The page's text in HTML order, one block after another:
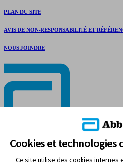
PLAN DU SITE
AVIS DE NON-RESPONSABILITÉ ET
NOUS JOINDRE
Cookies et technologies
Ce site utilise des cookies internes